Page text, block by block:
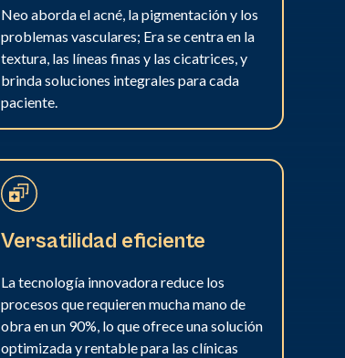
Neo aborda el acné, la pigmentación y los
problemas vasculares; Era se centra en la
textura, las líneas finas y las cicatrices, y
brinda soluciones integrales para cada
paciente.
Versatilidad eficiente
La tecnología innovadora reduce los
procesos que requieren mucha mano de
obra en un 90%, lo que ofrece una solución
optimizada y rentable para las clínicas